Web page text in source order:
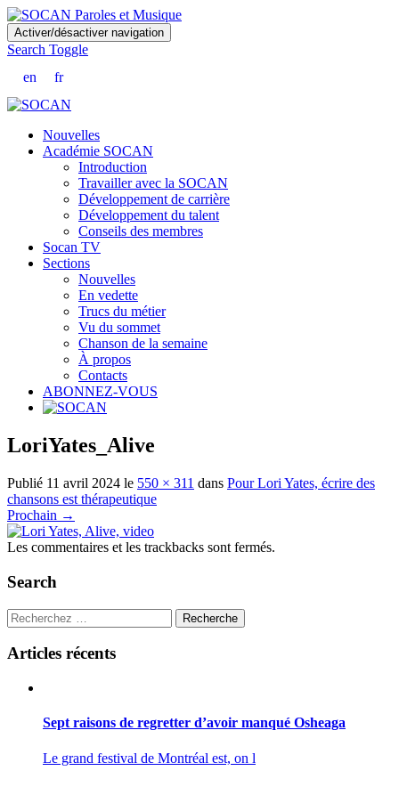
Skip
to
main
content
Activer/désactiver navigation
Search Toggle
en
fr
Nouvelles
Académie SOCAN
Introduction
Travailler avec la SOCAN
Développement de carrière
Développement du talent
Conseils des membres
Socan TV
Sections
Nouvelles
En vedette
Trucs du métier
Vu du sommet
Chanson de la semaine
À propos
Contacts
ABONNEZ-VOUS
LoriYates_Alive
Publié 11 avril 2024 le 550 × 311 dans Pour Lori Yates, écrire des
chansons est thérapeutique
Prochain →
Les commentaires et les trackbacks sont fermés.
Search
Recherche
Articles récents
Sept raisons de regretter d’avoir manqué Osheaga
Le grand festival de Montréal est, on l